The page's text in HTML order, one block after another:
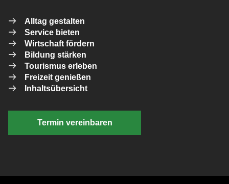
Alltag gestalten
Service bieten
Wirtschaft fördern
Bildung stärken
Tourismus erleben
Freizeit genießen
Inhaltsübersicht
Termin vereinbaren